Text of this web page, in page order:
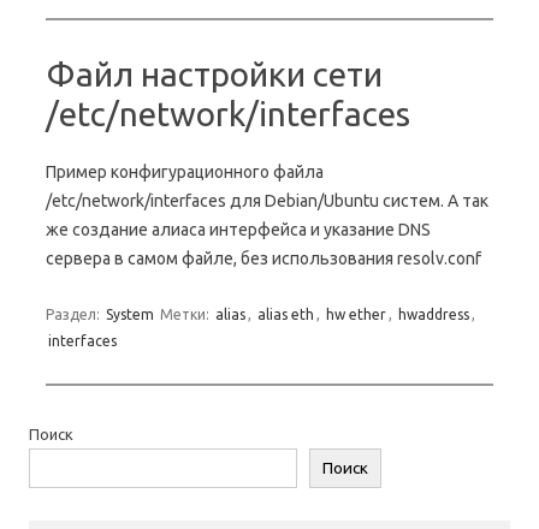
Файл настройки сети
/etc/network/interfaces
Пример конфигурационного файла
/etc/network/interfaces для Debian/Ubuntu систем. А так
же создание алиаса интерфейса и указание DNS
сервера в самом файле, без использования resolv.conf
Раздел: System Метки: alias alias eth hw ether hwaddress
interfaces
Поиск
Поиск